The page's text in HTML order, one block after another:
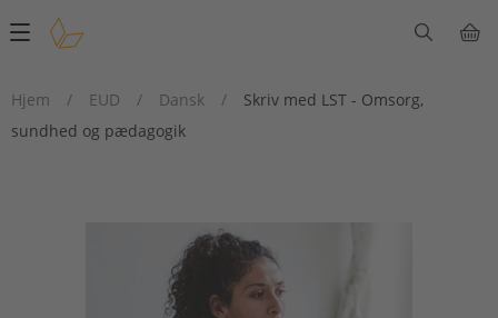
Main
Hjem
/ EUD / Dansk /
Skriv med LST - Omsorg,
sundhed og pædagogik